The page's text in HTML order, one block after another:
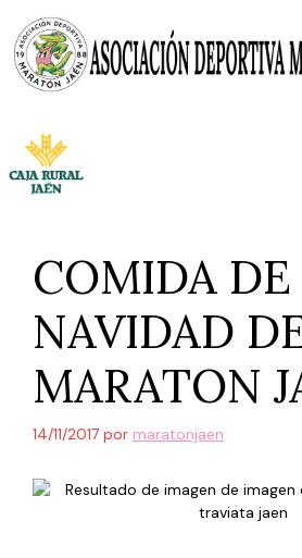
contenido
COMIDA DE
NAVIDAD
MARATON
14/11/2017 por maratonjaen